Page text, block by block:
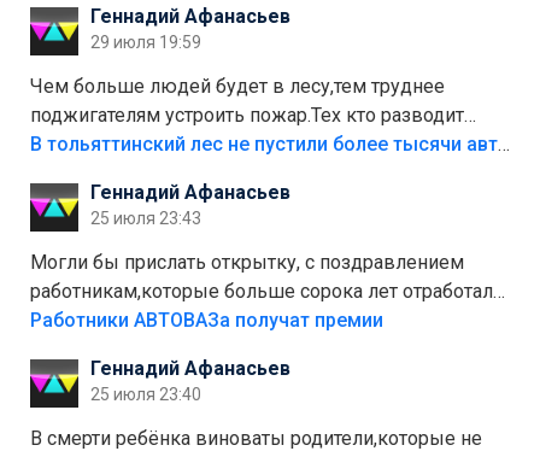
лежала в парке и испортилась.Да еще,видимо,часть
украли.
Геннадий Афанасьев
29 июля 19:59
Чем больше людей будет в лесу,тем труднее
поджигателям устроить пожар.Тех кто разводит
костры,тех надо безбожно штрафовать.Камер полно
Штрафы мизерные.
В тольяттинский лес не пустили более тысячи автомобилей
Геннадий Афанасьев
25 июля 23:43
Могли бы прислать открытку, с поздравлением
работникам,которые больше сорока лет отработали
на предприятии.
Работники АВТОВАЗа получат премии
Геннадий Афанасьев
25 июля 23:40
В смерти ребёнка виноваты родители,которые не